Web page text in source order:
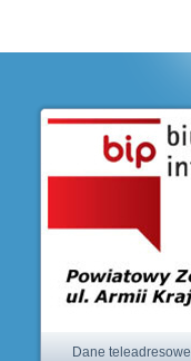
Dane teleadresowe